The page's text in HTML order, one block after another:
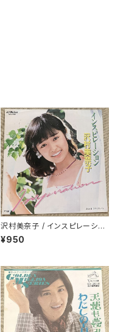
沢村美奈子 / インスピレーショ
ン
¥950